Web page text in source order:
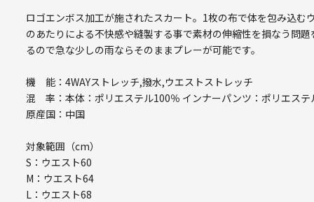
ロゴエンボス加工が施されたスカート。1枚の布で体を包み込
のあたりによる不快感や縫製する事で素材の伸縮性を損なう問
るので急な少しの雨ならそのままプレーが可能です。
機 能：4WAYストレッチ,撥水,ウエストストレッチ
混 率：本体：ポリエステル100％ インナーパンツ：ポリエス
原産国：中国
対象範囲（cm）
S：ウエスト60
M：ウエスト64
L：ウエスト68